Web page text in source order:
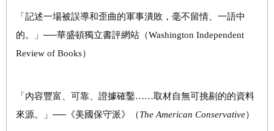
「記述一場被誤導和歪曲的軍事潰敗，毫不留情、一語中
的。」──華盛頓獨立書評網站（Washington Independent
Review of Books）
「內容豐富、可靠、證據確鑿……取材自無可挑剔的的資料
來源。」──《美國保守派》（The American Conservative）